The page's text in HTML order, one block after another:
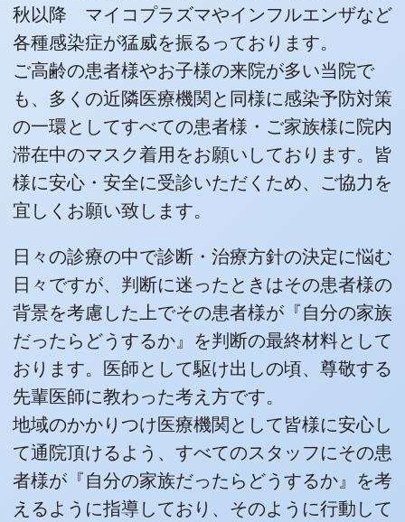
秋以降 マイコプラズマやインフルエンザなど
各種感染症が猛威を振るっております。
ご高齢の患者様やお子様の来院が多い当院で
も、多くの近隣医療機関と同様に感染予防対策
の一環としてすべての患者様・ご家族様に院内
滞在中のマスク着用をお願いしております。皆
様に安心・安全に受診いただくため、ご協力を
宜しくお願い致します。
日々の診療の中で診断・治療方針の決定に悩む
日々ですが、判断に迷ったときはその患者様の
背景を考慮した上でその患者様が『自分の家族
だったらどうするか』を判断の最終材料として
おります。医師として駆け出しの頃、尊敬する
先輩医師に教わった考え方です。
地域のかかりつけ医療機関として皆様に安心し
て通院頂けるよう、すべてのスタッフにその患
者様が『自分の家族だったらどうするか』を考
えるように指導しており、そのように行動して